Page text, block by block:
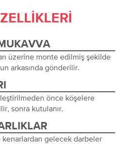
üzerine monte edilmiş şekilde
arkasında gönderilir.
önce köşelere
sonra kutulanır.
kenarlardan gelecek darbeler